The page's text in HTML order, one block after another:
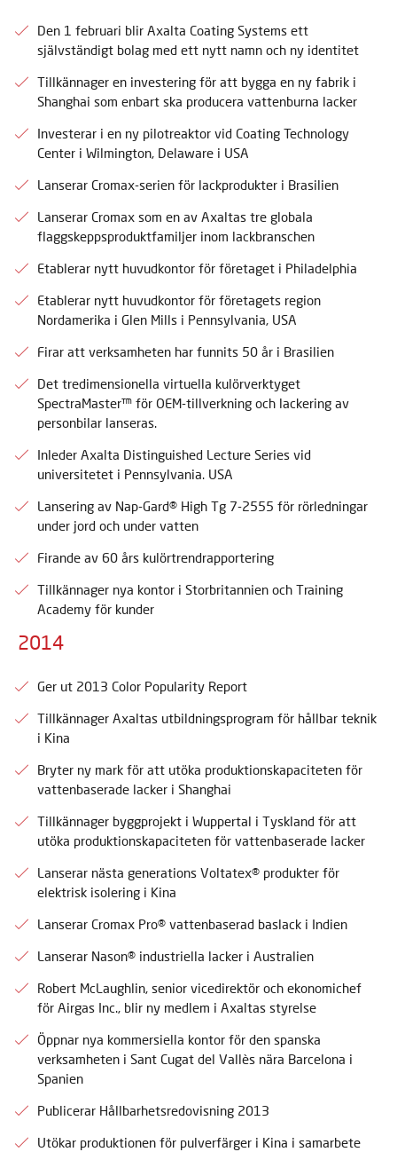
Den 1 februari blir Axalta Coating Systems ett
självständigt bolag med ett nytt namn och ny identitet
Tillkännager en investering för att bygga en ny fabrik i
Shanghai som enbart ska producera vattenburna lacker
Investerar i en ny pilotreaktor vid Coating Technology
Center i Wilmington, Delaware i USA
Lanserar Cromax-serien för lackprodukter i Brasilien
Lanserar Cromax som en av Axaltas tre globala
flaggskeppsproduktfamiljer inom lackbranschen
Etablerar nytt huvudkontor för företaget i Philadelphia
Etablerar nytt huvudkontor för företagets region
Nordamerika i Glen Mills i Pennsylvania, USA
Firar att verksamheten har funnits 50 år i Brasilien
Det tredimensionella virtuella kulörverktyget
SpectraMaster™ för OEM-tillverkning och lackering av
personbilar lanseras.
Inleder Axalta Distinguished Lecture Series vid
universitetet i Pennsylvania. USA
Lansering av Nap-Gard® High Tg 7-2555 för rörledningar
under jord och under vatten
Firande av 60 års kulörtrendrapportering
Tillkännager nya kontor i Storbritannien och Training
Academy för kunder
2014
Ger ut 2013 Color Popularity Report
Tillkännager Axaltas utbildningsprogram för hållbar teknik
i Kina
Bryter ny mark för att utöka produktionskapaciteten för
vattenbaserade lacker i Shanghai
Tillkännager byggprojekt i Wuppertal i Tyskland för att
utöka produktionskapaciteten för vattenbaserade lacker
Lanserar nästa generations Voltatex® produkter för
elektrisk isolering i Kina
Lanserar Cromax Pro® vattenbaserad baslack i Indien
Lanserar Nason® industriella lacker i Australien
Robert McLaughlin, senior vicedirektör och ekonomichef
för Airgas Inc., blir ny medlem i Axaltas styrelse
Öppnar nya kommersiella kontor för den spanska
verksamheten i Sant Cugat del Vallès nära Barcelona i
Spanien
Publicerar Hållbarhetsredovisning 2013
Utökar produktionen för pulverfärger i Kina i samarbete